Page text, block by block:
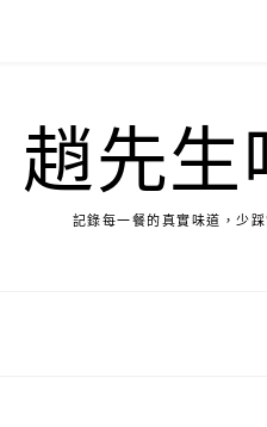
趙先生
記錄每一餐的真實味道，少踩